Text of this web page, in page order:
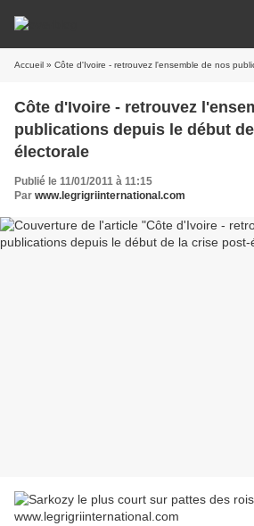
Accueil » Côte d'Ivoire - retrouvez l'ensemble de nos publications
Côte d'Ivoire - retrouvez
publications depuis le début
électorale
Publié le 11/01/2011 à 11:15
Par www.legrigriinternational.com